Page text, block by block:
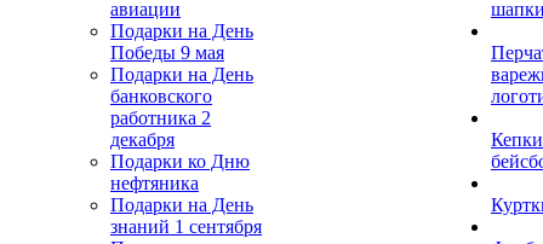
авиации
Подарки на День
Победы 9 мая
Подарки на День
банковского
работника 2
декабря
Подарки ко Дню
нефтяника
Подарки на День
знаний 1 сентября